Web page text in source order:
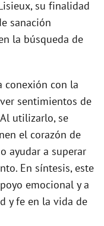
su finalidad
sanación
la búsqueda de
conexión con la
sentimientos de
utilizarlo, se
el corazón de
ayudar a superar
En síntesis, este
emocional y a
y fe en la vida de